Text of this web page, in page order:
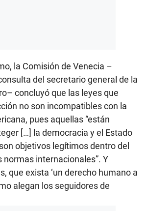
la Comisión de Venecia –
del secretario general de la
concluyó que las leyes que
no son incompatibles con la
pues aquellas “están
[…] la democracia y el Estado
objetivos legítimos dentro del
normas internacionales”. Y
que exista ‘un derecho humano a
alegan los seguidores de